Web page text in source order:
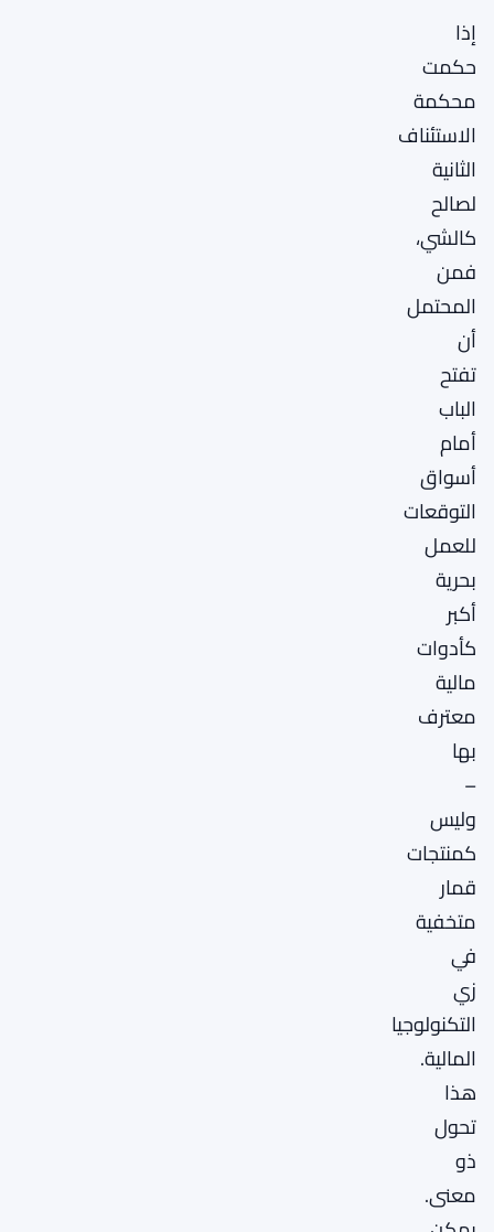
إذا
حكمت
محكمة
الاستئناف
الثانية
لصالح
كالشي،
فمن
المحتمل
أن
تفتح
الباب
أمام
أسواق
التوقعات
للعمل
بحرية
أكبر
كأدوات
مالية
معترف
بها
–
وليس
كمنتجات
قمار
متخفية
في
زي
التكنولوجيا
المالية.
هذا
تحول
ذو
معنى.